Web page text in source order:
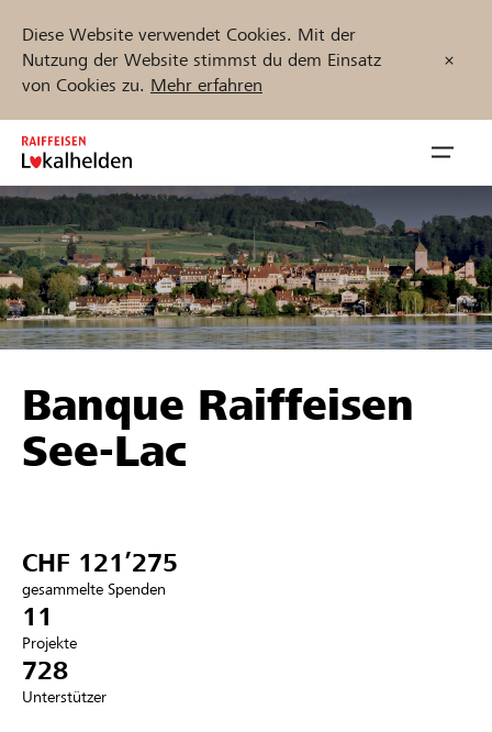
Diese Website verwendet Cookies. Mit der
Nutzung der Website stimmst du dem Einsatz
von Cookies zu. Mehr erfahren
Zum
Inhalt
springen
öffnen
Unterstützen
Hilfe & Support
Anmelden
Projekte und Organisationen finden
Jetzt starten
Banque Raiffeisen
See-Lac
CHF 121’275
gesammelte Spenden
11
Projekte
728
Unterstützer